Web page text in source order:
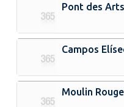
Pont des Arts
Campos
Moulin Rouge